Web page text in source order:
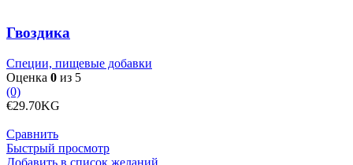
Гвоздика
Специи, пищевые добавки
Оценка 0 из 5
(0)
€29.70KG
Сравнить
Быстрый просмотр
Добавить в список желаний